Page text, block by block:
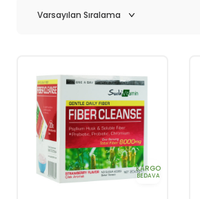
KARGO
BEDAVA